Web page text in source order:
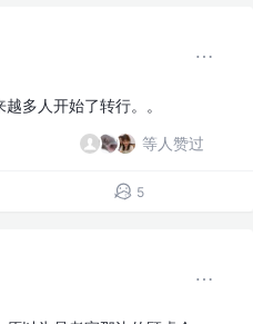
多人开始了转行。。
等人赞过
5